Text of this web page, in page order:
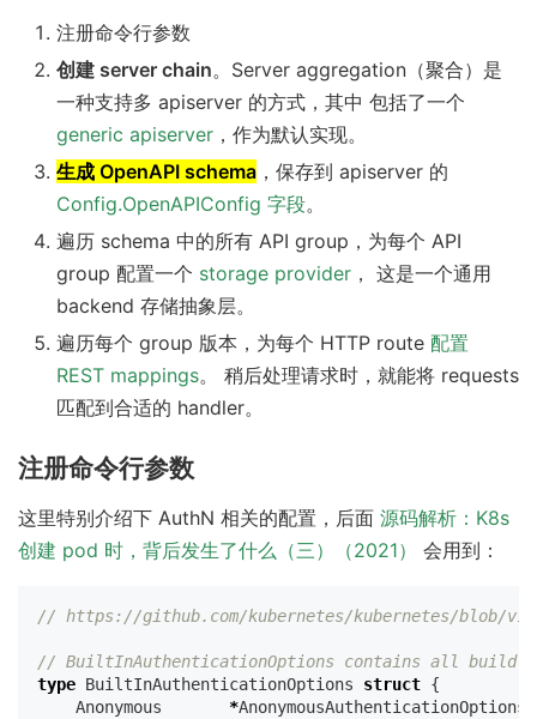
注册命令行参数
创建 server chain。Server aggregation（聚合）是
一种支持多 apiserver 的方式，其中 包括了一个
generic apiserver ，作为默认实现。
生成 OpenAPI schema ，保存到 apiserver 的
Config.OpenAPIConfig 字段。
遍历 schema 中的所有 API group，为每个 API
group 配置一个 storage provider ， 这是一个通用
backend 存储抽象层。
遍历每个 group 版本，为每个 HTTP route 配置
REST mappings。 稍后处理请求时，就能将 requests
匹配到合适的 handler。
注册命令行参数
这里特别介绍下 AuthN 相关的配置，后面 源码解析：K8s
创建 pod 时，背后发生了什么（三）（2021）
会用到：
// https://github.com/kubernetes/kubernetes/blob/
// BuiltInAuthenticationOptions contains all build-
type BuiltInAuthenticationOptions struct {
Anonymous
*AnonymousAuthenticationOptions